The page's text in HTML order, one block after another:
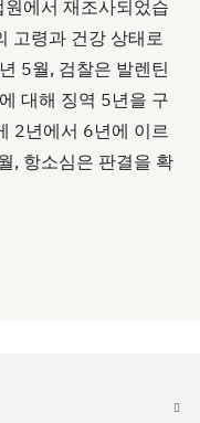
에서 재조사되었습
고령과 건강 상태로
5월, 검찰은 발렌틴
대해 징역 5년을 구
2년에서 6년에 이르
, 항소심은 판결을 확